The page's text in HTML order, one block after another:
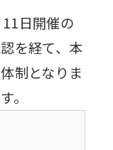
日開催の
を経て、本
制となりま
。